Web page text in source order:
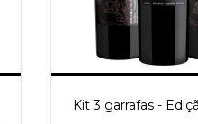
Kit 3 garrafas -